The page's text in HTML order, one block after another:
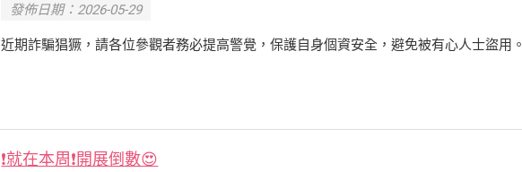
發佈日期：2026-05-29
近期詐騙猖獗，請各位參觀者務必提高警覺，保護自身個資安全，避免被有心人士盜用。
❗就在本周❗開展倒數😍